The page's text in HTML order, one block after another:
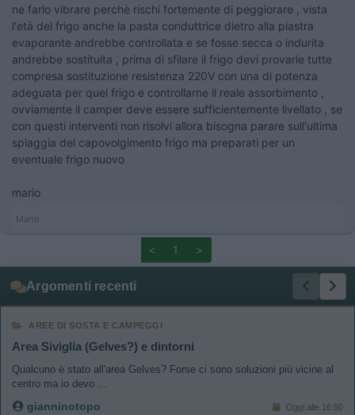
ne farlo vibrare perchè rischi fortemente di peggiorare , vista
l'età del frigo anche la pasta conduttrice dietro alla piastra
evaporante andrebbe controllata e se fosse secca o indurita
andrebbe sostituita , prima di sfilare il frigo devi provarle tutte
compresa sostituzione resistenza 220V con una di potenza
adeguata per quel frigo e controllarne il reale assorbimento ,
ovviamente il camper deve essere sufficientemente livellato , se
con questi interventi non risolvi allora bisogna parare sull'ultima
spiaggia del capovolgimento frigo ma preparati per un
eventuale frigo nuovo
mario
Mario
< 1 >
Argomenti recenti
AREE DI SOSTA E CAMPEGGI
Area Siviglia (Gelves?) e dintorni
Qualcuno è stato all'area Gelves? Forse ci sono soluzioni più vicine al
centro ma io devo ...
gianninotopo Oggi alle 16:50